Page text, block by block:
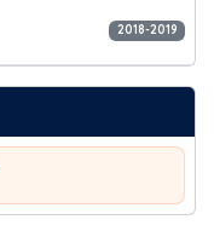
2018-2019